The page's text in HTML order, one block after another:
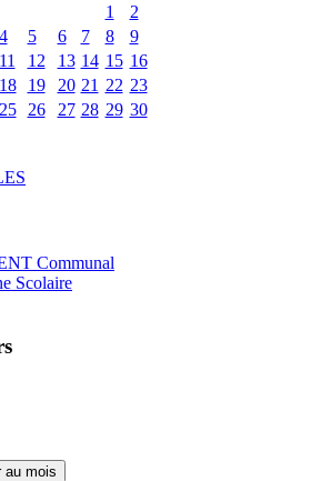
1
2
4 5 6 7 8
9
11 12 13 14 15 16
18 19 20 21 22 23
25 26 27 28 29 30
Communal
Scolaire
au mois